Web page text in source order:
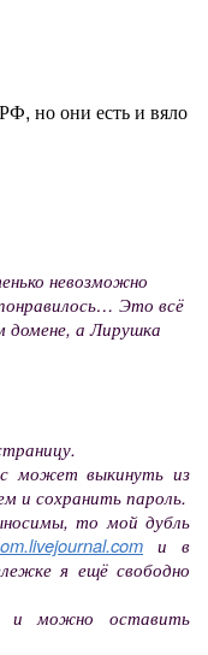
но они есть и вяло
невозможно
Это всё
домене, а Лирушка
может выкинуть из
и сохранить пароль.
то мой дубль
и в
я ещё свободно
и можно оставить